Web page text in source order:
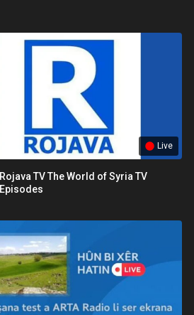
Live
Rojava TV The World of Syria TV
Episodes